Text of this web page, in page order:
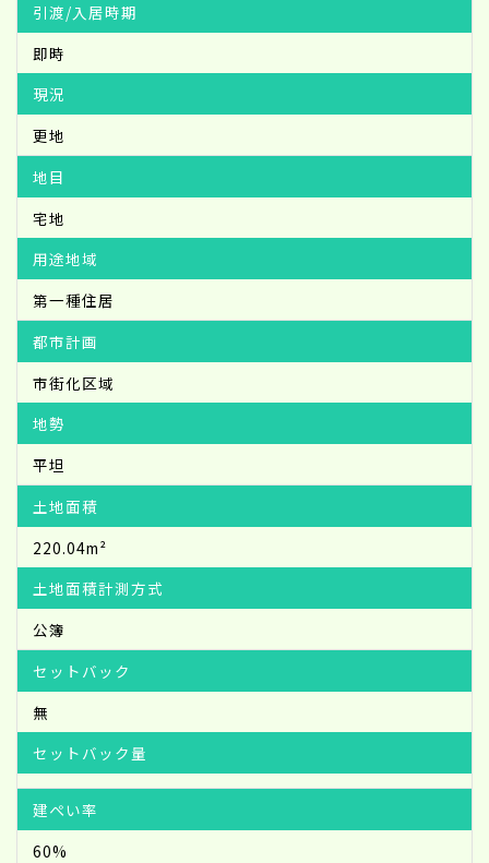
引渡/入居時期
即時
現況
更地
地目
宅地
用途地域
第一種住居
都市計画
市街化区域
地勢
平坦
土地面積
220.04m²
土地面積計測方式
公簿
セットバック
無
セットバック量
建ぺい率
60%